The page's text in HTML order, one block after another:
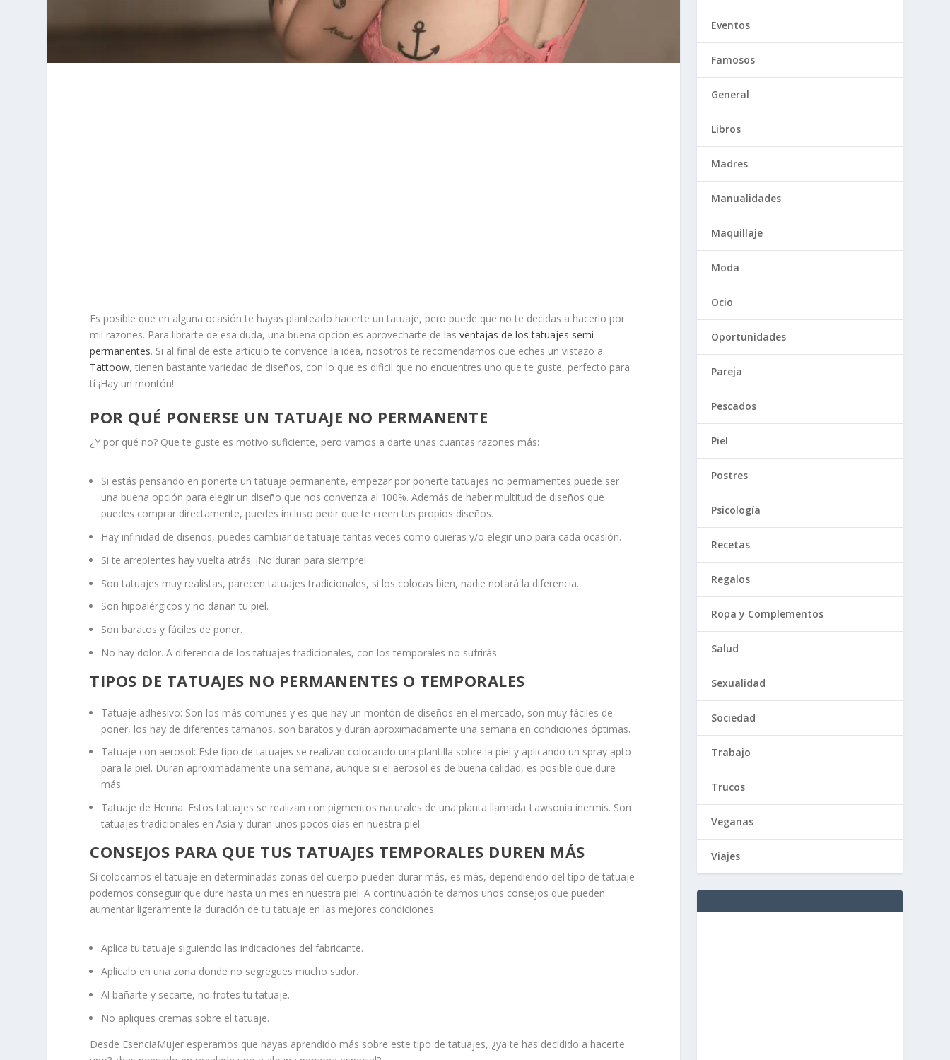
Es posible que en alguna ocasión te hayas planteado hacerte un tatuaje, pero puede que no te decidas a hacerlo por
mil razones. Para librarte de esa duda, una buena opción es aprovecharte de lasventajas de los tatuajes semi-
permanentes. Si al final de este artículo te convence la idea, nosotros te recomendamos que eches un vistazo a
Tattoow, tienen bastante variedad de diseños, con lo que es dificil que no encuentres uno que te guste, perfecto para
tí ¡Hay un montón!.
POR QUÉ PONERSE UN TATUAJE NO PERMANENTE
¿Y por qué no? Que te guste es motivo suficiente, pero vamos a darte unas cuantas razones más:
Si estás pensando en ponerte un tatuaje permanente, empezar por ponerte tatuajes no permamentes puede ser
una buena opción para elegir un diseño que nos convenza al 100%. Además de haber multitud de diseños que
puedes comprar directamente, puedes incluso pedir que te creen tus propios diseños.
Hay infinidad de diseños, puedes cambiar de tatuaje tantas veces como quieras y/o elegir uno para cada ocasión.
Si te arrepientes hay vuelta atrás. ¡No duran para siempre!
Son tatuajes muy realistas, parecen tatuajes tradicionales, si los colocas bien, nadie notará la diferencia.
Son hipoalérgicos y no dañan tu piel.
Son baratos y fáciles de poner.
No hay dolor. A diferencia de los tatuajes tradicionales, con los temporales no sufrirás.
TIPOS DE TATUAJES NO PERMANENTES O TEMPORALES
Tatuaje adhesivo: Son los más comunes y es que hay un montón de diseños en el mercado, son muy fáciles de
poner, los hay de diferentes tamaños, son baratos y duran aproximadamente una semana en condiciones óptimas.
Tatuaje con aerosol: Este tipo de tatuajes se realizan colocando una plantilla sobre la piel y aplicando un spray apto
para la piel. Duran aproximadamente una semana, aunque si el aerosol es de buena calidad, es posible que dure
más.
Tatuaje de Henna: Estos tatuajes se realizan con pigmentos naturales de una planta llamada Lawsonia inermis. Son
tatuajes tradicionales en Asia y duran unos pocos días en nuestra piel.
CONSEJOS PARA QUE TUS TATUAJES TEMPORALES DUREN MÁS
Si colocamos el tatuaje en determinadas zonas del cuerpo pueden durar más, es más, dependiendo del tipo de tatuaje
podemos conseguir que dure hasta un mes en nuestra piel. A continuación te damos unos consejos que pueden
aumentar ligeramente la duración de tu tatuaje en las mejores condiciones.
Aplica tu tatuaje siguiendo las indicaciones del fabricante.
Aplicalo en una zona donde no segregues mucho sudor.
Al bañarte y secarte, no frotes tu tatuaje.
No apliques cremas sobre el tatuaje.
Desde EsenciaMujer esperamos que hayas aprendido más sobre este tipo de tatuajes, ¿ya te has decidido a hacerte
Eventos
Famosos
General
Libros
Madres
Manualidades
Maquillaje
Moda
Ocio
Oportunidades
Pareja
Pescados
Piel
Postres
Psicología
Recetas
Regalos
Ropa y Complementos
Salud
Sexualidad
Sociedad
Trabajo
Trucos
Veganas
Viajes